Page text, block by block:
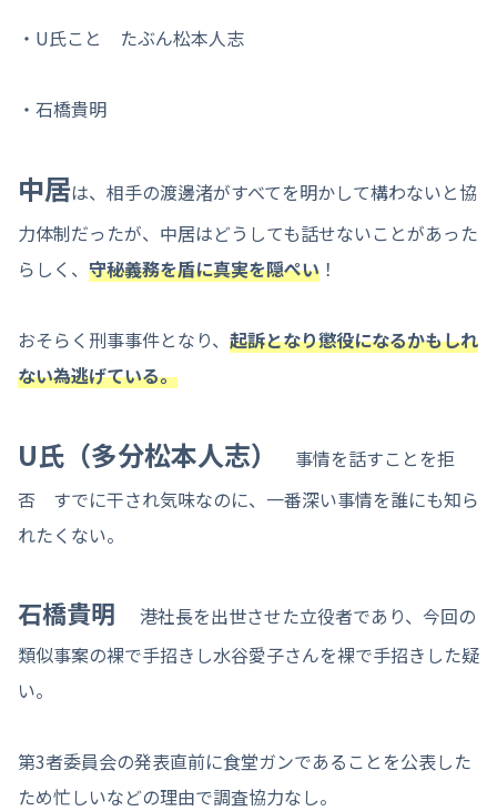
・U氏こと たぶん松本人志
・石橋貴明
中居は、相手の渡邊渚がすべてを明かして構わないと協
力体制だったが、中居はどうしても話せないことがあった
らしく、 守秘義務を盾に真実を隠ぺい ！
おそらく刑事事件となり、 起訴となり懲役になるかもしれ
ない為逃げている。
U氏（多分松本人志）
事情を話すことを拒
否 すでに干され気味なのに、一番深い事情を誰にも知ら
れたくない。
石橋貴明
港社長を出世させた立役者であり、今回の
類似事案の裸で手招きし水谷愛子さんを裸で手招きした疑
い。
第3者委員会の発表直前に食堂ガンであることを公表した
ため忙しいなどの理由で調査協力なし。